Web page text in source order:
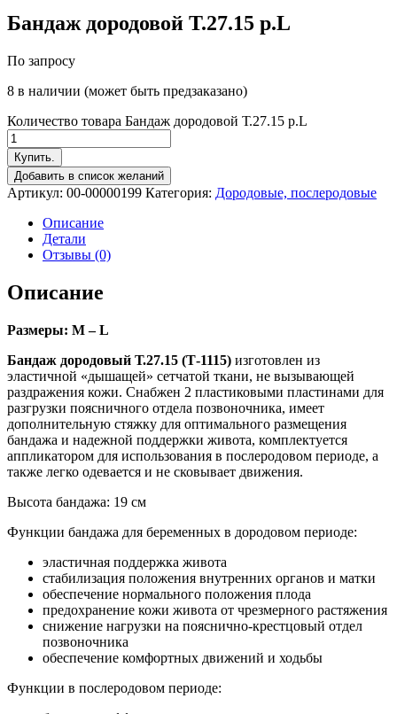
Бандаж дородовой Т.27.15 р.L
По запросу
8 в наличии (может быть предзаказано)
Количество товара Бандаж дородовой Т.27.15 р.L
Купить.
Добавить в список желаний
Артикул: 00-00000199 Категория: Дородовые, послеродовые
Описание
Детали
Отзывы (0)
Описание
Размеры: M – L
Бандаж дородовый Т.27.15 (Т-1115) изготовлен из
эластичной «дышащей» сетчатой ткани, не вызывающей
раздражения кожи. Снабжен 2 пластиковыми пластинами для
разгрузки поясничного отдела позвоночника, имеет
дополнительную стяжку для оптимального размещения
бандажа и надежной поддержки живота, комплектуется
аппликатором для использования в послеродовом периоде, а
также легко одевается и не сковывает движения.
Высота бандажа: 19 см
Функции бандажа для беременных в дородовом периоде:
эластичная поддержка живота
стабилизация положения внутренних органов и матки
обеспечение нормального положения плода
предохранение кожи живота от чрезмерного растяжения
снижение нагрузки на пояснично-крестцовый отдел
позвоночника
обеспечение комфортных движений и ходьбы
Функции в послеродовом периоде: